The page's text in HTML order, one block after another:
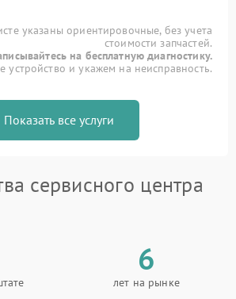
указаны ориентировочные, без учета
стоимости запчастей.
на бесплатную диагностику.
и укажем на неисправность.
Показать все услуги
сервисного центра
6
лет на рынке